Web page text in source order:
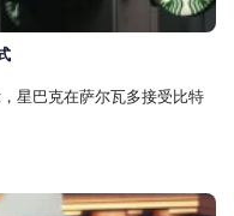
星巴克在萨尔瓦多接受比特